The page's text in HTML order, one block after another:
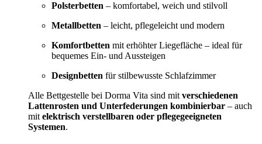
Polsterbetten – komfortabel, weich und stilvoll
Metallbetten – leicht, pflegeleicht und modern
Komfortbetten mit erhöhter Liegefläche – ideal für
bequemes Ein- und Aussteigen
Designbetten für stilbewusste Schlafzimmer
Alle Bettgestelle bei Dorma Vita sind mit verschiedenen
Lattenrosten und Unterfederungen kombinierbar – auch
mit elektrisch verstellbaren oder pflegegeeigneten
Systemen.